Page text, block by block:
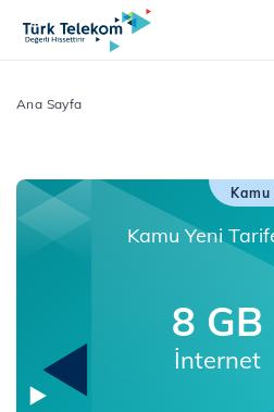
Ana Sayfa
Kamu
Kamu Yeni
8 GB
İnternet